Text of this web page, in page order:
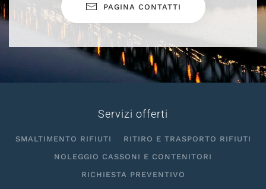
PAGINA CONTATTI
Servizi offerti
SMALTIMENTO RIFIUTI
RITIRO E TRASPORTO RIFIUTI
NOLEGGIO CASSONI E CONTENITORI
RICHIESTA PREVENTIVO